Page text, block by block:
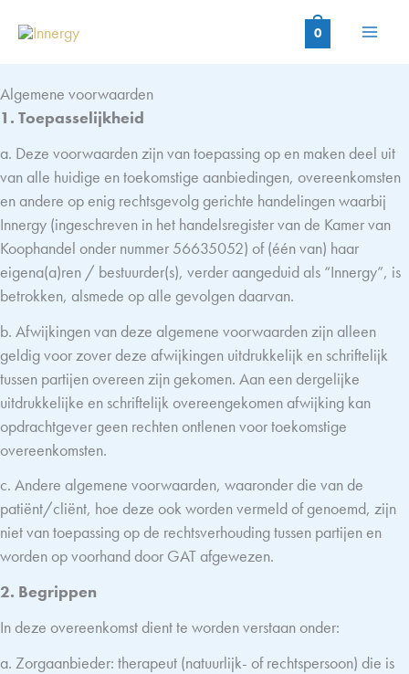
naar
0
Algemene voorwaarden
1. Toepasselijkheid
a. Deze voorwaarden zijn van toepassing op en maken deel uit
van alle huidige en toekomstige aanbiedingen, overeenkomsten
en andere op enig rechtsgevolg gerichte handelingen waarbij
Innergy (ingeschreven in het handelsregister van de Kamer van
Koophandel onder nummer 56635052) of (één van) haar
eigena(a)ren / bestuurder(s), verder aangeduid als “Innergy”, is
betrokken, alsmede op alle gevolgen daarvan.
b. Afwijkingen van deze algemene voorwaarden zijn alleen
geldig voor zover deze afwijkingen uitdrukkelijk en schriftelijk
tussen partijen overeen zijn gekomen. Aan een dergelijke
uitdrukkelijke en schriftelijk overeengekomen afwijking kan
opdrachtgever geen rechten ontlenen voor toekomstige
overeenkomsten.
c. Andere algemene voorwaarden, waaronder die van de
patiënt/cliënt, hoe deze ook worden vermeld of genoemd, zijn
niet van toepassing op de rechtsverhouding tussen partijen en
worden op voorhand door GAT afgewezen.
2. Begrippen
In deze overeenkomst dient te worden verstaan onder:
a. Zorgaanbieder: therapeut (natuurlijk- of rechtspersoon) die is